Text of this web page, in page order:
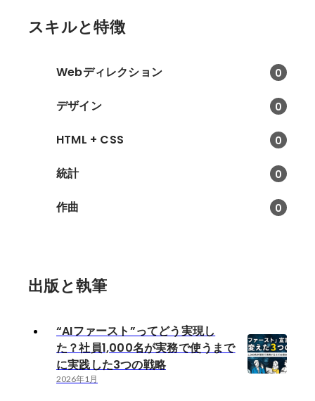
スキルと特徴
Webディレクション 0
デザイン 0
HTML + CSS 0
統計 0
作曲 0
出版と執筆
“AIファースト”ってどう実現し
た？社員1,000名が実務で使うまで
に実践した3つの戦略
2026年1月